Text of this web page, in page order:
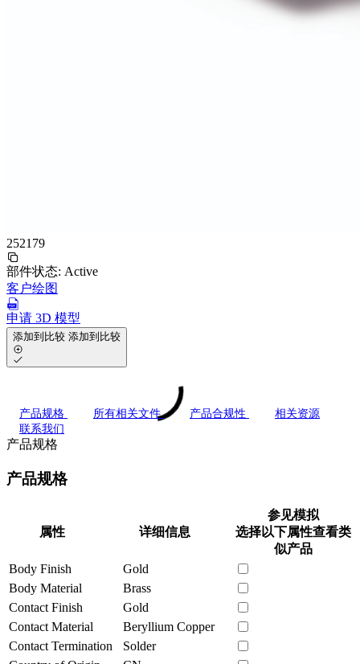
252179
部件状态: Active
客户绘图
申请 3D 模型
添加到比较 添加到比较
产品规格 所有相关文件 产品合规性
相关资源
联系我们
产品规格
产品规格
属性 详细信息
参见模拟
选择以下属性查看类
似产品
Body Finish
Gold
Body Material
Brass
Contact Finish
Gold
Contact Material
Beryllium Copper
Contact Termination
Solder